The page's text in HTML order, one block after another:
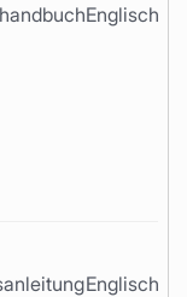
Englisch
Englisch